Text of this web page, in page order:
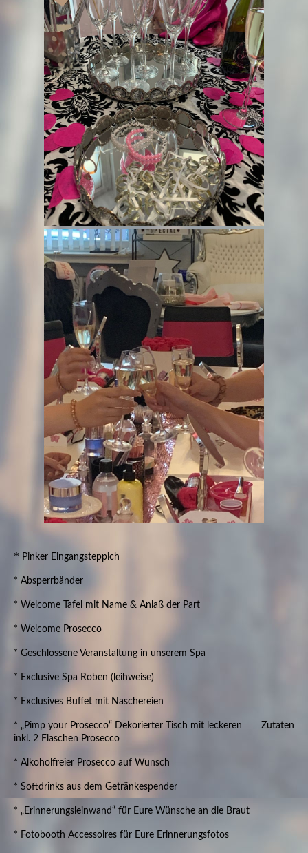
* Pinker Eingangsteppich
* Absperrbänder
* Welcome Tafel mit Name & Anlaß der Part
* Welcome Prosecco
* Geschlossene Veranstaltung in unserem Spa
* Exclusive Spa Roben (leihweise)
* Exclusives Buffet mit Naschereien
* „Pimp your Prosecco“ Dekorierter Tisch mit leckeren Zutaten
inkl. 2 Flaschen Prosecco
* Alkoholfreier Prosecco auf Wunsch
* Softdrinks aus dem Getränkespender
* „Erinnerungsleinwand“ für Eure Wünsche an die Braut
* Fotobooth Accessoires für Eure Erinnerungsfotos